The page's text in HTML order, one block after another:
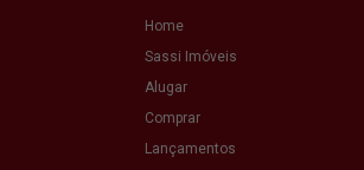
Home
Sassi Imóveis
Alugar
Comprar
Lançamentos